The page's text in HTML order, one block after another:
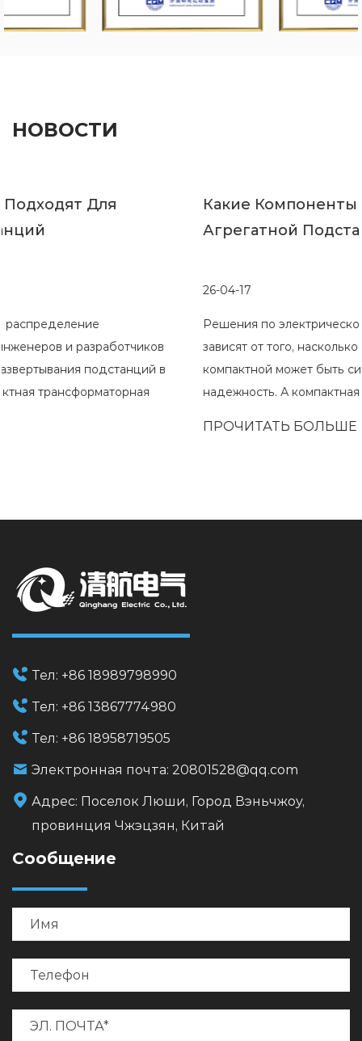
НОВОСТИ
Какие Компоненты Находятся Внутри
Агрегатной Подстанции
Решения по электрической инфраструктуре все больше
зависят от того, насколько интегрированной и
компактной может быть система, сохраняя при этом
надежность. А компактная трансформаторная подста...
Тел: +86 18989798990
Тел: +86 13867774980
Тел: +86 18958719505
Электронная почта: 20801528@qq.com
Адрес: Поселок Люши, Город Вэньчжоу,
провинция Чжэцзян, Китай
Сообщение